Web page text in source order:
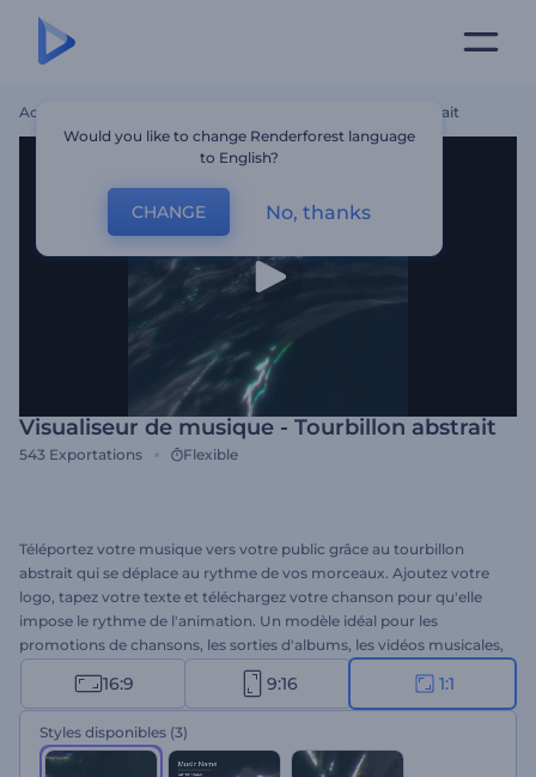
Accueil Visualiseur De Musique - Tourbillon Abstrait
Visualiseur de musique - Tourbillon abstrait
543 Exportations Flexible
Téléportez votre musique vers votre public grâce au tourbillon
abstrait qui se déplace au rythme de vos morceaux. Ajoutez votre
logo, tapez votre texte et téléchargez votre chanson pour qu'elle
impose le rythme de l'animation. Un modèle idéal pour les
promotions de chansons, les sorties d'albums, les vidéos musicales,
et bien plus encore. Obtenez votre visualiseur abstrait dès
aujourd'hui !16:9 9:16 1:1
Styles disponibles (3)
Would you like to change Renderforest language
to English?
CHANGE No, thanks